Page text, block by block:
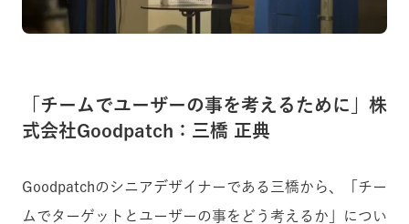
「チームでユーザーの事を考えるために」株
式会社Goodpatch：三橋 正典
Goodpatchのシニアデザイナーである三橋から、「チー
ムでターゲットとユーザーの事をどう考えるか」につい